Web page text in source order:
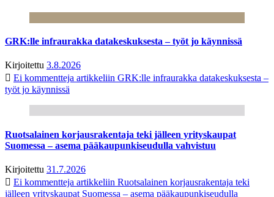
GRK:lle infraurakka datakeskuksesta – työt jo käynnissä
Kirjoitettu 3.8.2026
Ei kommentteja artikkeliin GRK:lle infraurakka datakeskuksesta –
työt jo käynnissä
Ruotsalainen korjausrakentaja teki jälleen yrityskaupat
Suomessa – asema pääkaupunkiseudulla vahvistuu
Kirjoitettu 31.7.2026
Ei kommentteja artikkeliin Ruotsalainen korjausrakentaja teki
jälleen yrityskaupat Suomessa – asema pääkaupunkiseudulla